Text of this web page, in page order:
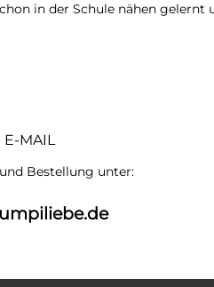
in der Schule nähen
E-MAIL
Bestellung unter: